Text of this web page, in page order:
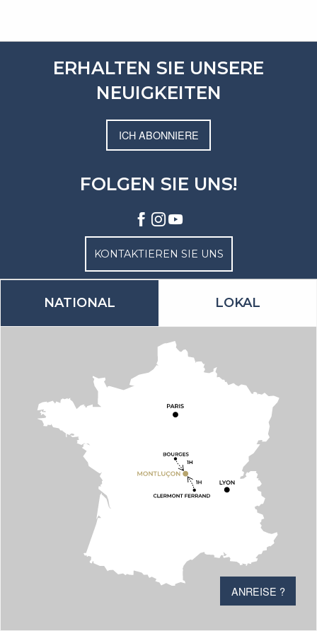
ERHALTEN SIE UNSERE
NEUIGKEITEN
ICH ABONNIERE
FOLGEN SIE UNS!
KONTAKTIEREN SIE UNS
NATIONAL LOKAL
ANREISE ?